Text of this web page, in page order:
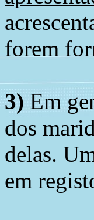
forem
3) Em
dos
delas.
em